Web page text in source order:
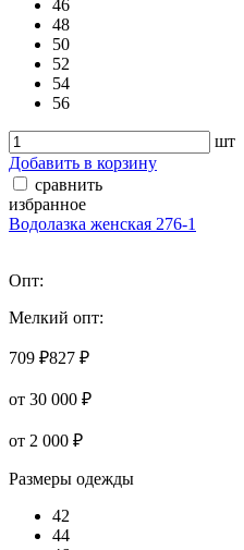
46
48
50
52
54
56
шт
Добавить в корзину
сравнить
избранное
Водолазка женская 276-1
Опт:
Мелкий опт:
709 ₽827 ₽
от 30 000 ₽
от 2 000 ₽
Размеры одежды
42
44